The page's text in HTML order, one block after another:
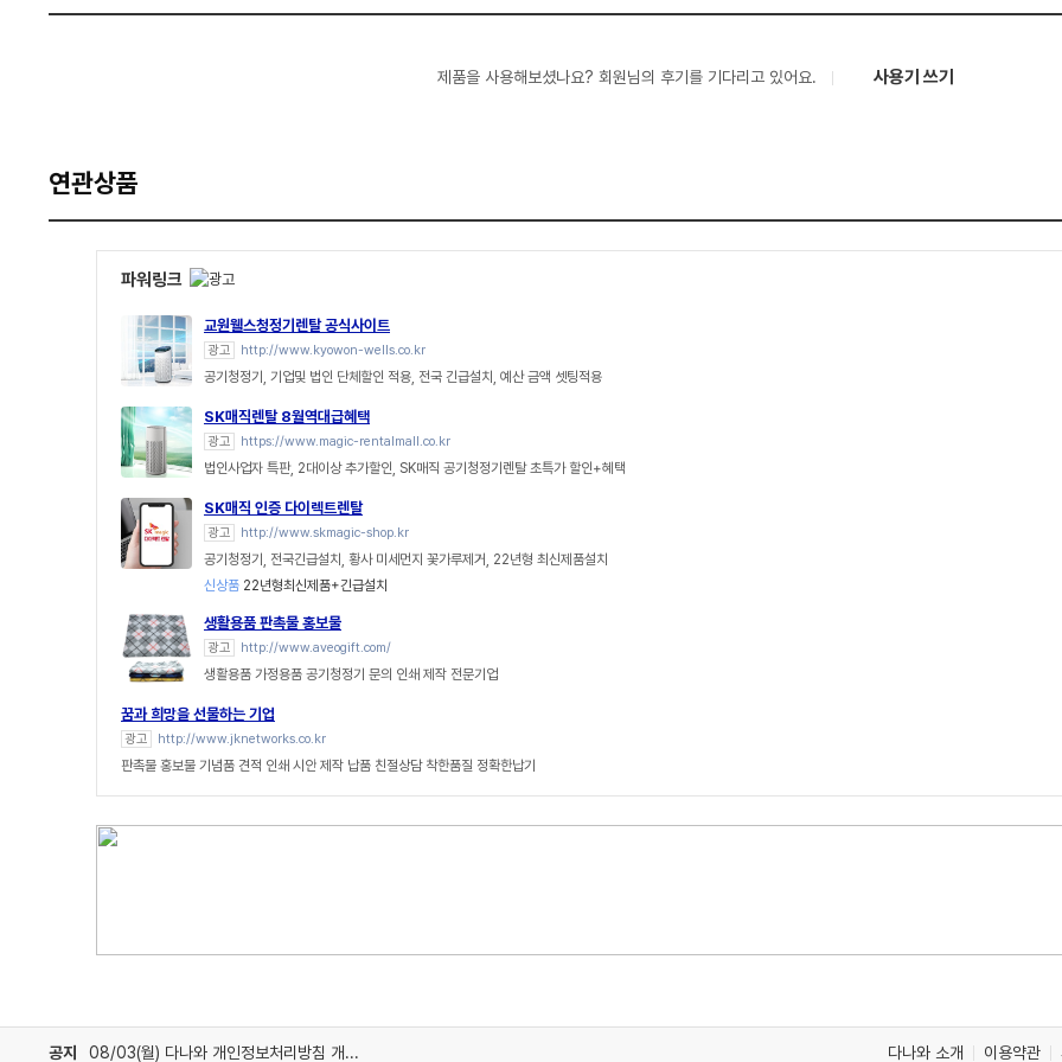
제품을 사용해보셨나요? 회원님의 후기를 기다리고 있어요. 사용기 쓰기
연관상품
파워링크
교원웰스청정기렌탈 공식사이트
광고 http://www.kyowon-wells.co.kr
공기청정기, 기업및 법인 단체할인 적용, 전국 긴급설치, 예산 금액 셋팅적용
SK매직렌탈 8월역대급혜택
광고 https://www.magic-rentalmall.co.kr
법인사업자 특판, 2대이상 추가할인, SK매직 공기청정기렌탈 초특가 할인+혜택
SK매직 인증 다이렉트렌탈
광고 http://www.skmagic-shop.kr
공기청정기, 전국긴급설치, 황사 미세먼지 꽃가루제거, 22년형 최신제품설치
신상품 22년형최신제품+긴급설치
생활용품 판촉물 홍보물
광고 http://www.aveogift.com/
생활용품 가정용품 공기청정기 문의 인쇄 제작 전문기업
꿈과 희망을 선물하는 기업
광고 http://www.jknetworks.co.kr
판촉물 홍보물 기념품 견적 인쇄 시안 제작 납품 친절상담 착한품질 정확한납기
공지 08/03(월) 다나와 개인정보처리방침 개정 안내 다나와 소개 이용약관